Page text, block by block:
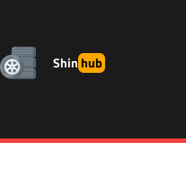
Shinhub